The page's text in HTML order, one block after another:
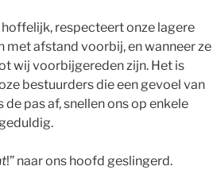
respecteert onze lagere
afstand voorbij, en wanneer ze
wij voorbijgereden zijn. Het is
bestuurders die een gevoel van
pas af, snellen ons op enkele
!” naar ons hoofd geslingerd.